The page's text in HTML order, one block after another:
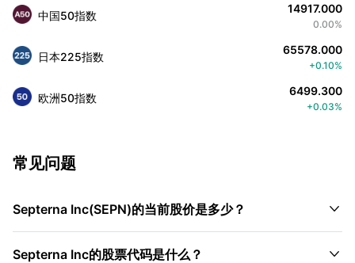
中国50指数 14917.000
0.00%
日本225指数 65578.000
+0.10%
欧洲50指数 6499.300
+0.03%
常见问题
Septerna Inc(SEPN)的当前股价是多少？ 
Septerna Inc的股票代码是什么？ 